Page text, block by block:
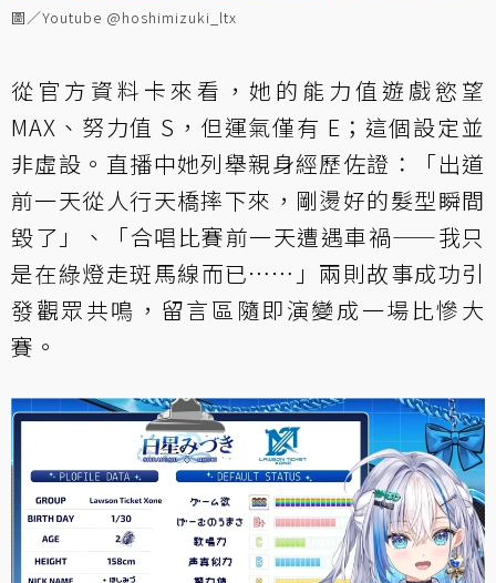
圖／Youtube @hoshimizuki_ltx
從官方資料卡來看，她的能力值遊戲慾望
MAX、努力值 S，但運氣僅有 E；這個設定並
非虛設。直播中她列舉親身經歷佐證：「出道
前一天從人行天橋摔下來，剛燙好的髮型瞬間
毀了」、「合唱比賽前一天遭遇車禍——我只
是在綠燈走斑馬線而已⋯⋯」兩則故事成功引
發觀眾共鳴，留言區隨即演變成一場比慘大
賽。